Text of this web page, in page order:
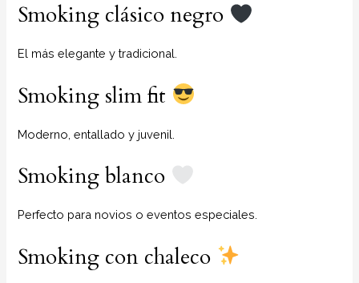
Smoking clásico negro
El más elegante y tradicional.
Smoking slim fit
Moderno, entallado y juvenil.
Smoking blanco
Perfecto para novios o eventos especiales.
Smoking con chaleco